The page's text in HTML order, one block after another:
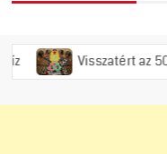
az 50-es évek